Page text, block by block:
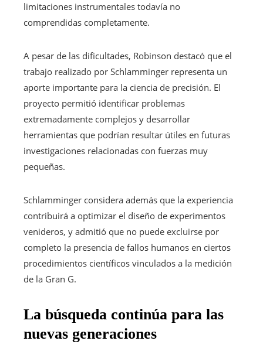
limitaciones instrumentales todavía no
comprendidas completamente.
A pesar de las dificultades, Robinson destacó que el
trabajo realizado por Schlamminger representa un
aporte importante para la ciencia de precisión. El
proyecto permitió identificar problemas
extremadamente complejos y desarrollar
herramientas que podrían resultar útiles en futuras
investigaciones relacionadas con fuerzas muy
pequeñas.
Schlamminger considera además que la experiencia
contribuirá a optimizar el diseño de experimentos
venideros, y admitió que no puede excluirse por
completo la presencia de fallos humanos en ciertos
procedimientos científicos vinculados a la medición
de la Gran G.
La búsqueda continúa para las
nuevas generaciones